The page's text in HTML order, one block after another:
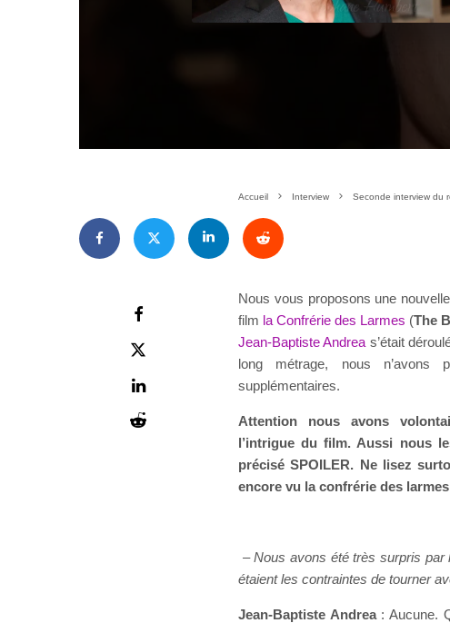
Accueil Interview Seconde interview du
Nous vous proposons une
film la Confrérie des Larmes (The
Jean-Baptiste Andrea s’était
long métrage, nous
supplémentaires.
Attention nous avons
l’intrigue du film. Aussi nous
précisé SPOILER. Ne lisez
encore vu la confrérie des
– Nous avons été très surpris par
étaient les contraintes de tourner
Jean-Baptiste Andrea: Aucune.